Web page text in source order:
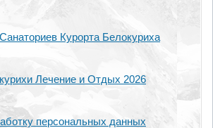
Курорта Белокуриха
Лечение и Отдых 2026
персональных данных